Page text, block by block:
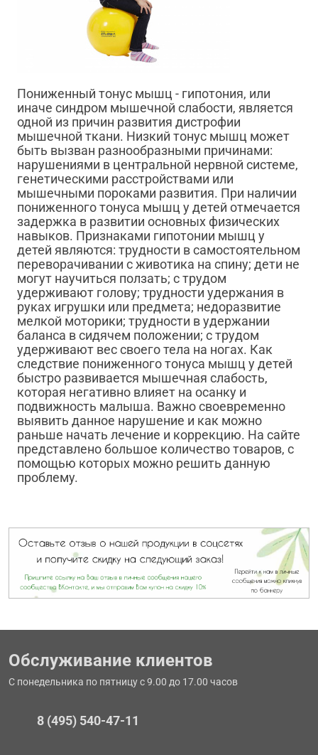
Пониженный тонус мышц - гипотония, или
иначе синдром мышечной слабости, является
одной из причин развития дистрофии
мышечной ткани. Низкий тонус мышц может
быть вызван разнообразными причинами:
нарушениями в центральной нервной системе,
генетическими расстройствами или
мышечными пороками развития. При наличии
пониженного тонуса мышц у детей отмечается
задержка в развитии основных физических
навыков. Признаками гипотонии мышц у
детей являются: трудности в самостоятельном
переворачивании с животика на спину; дети не
могут научиться ползать; с трудом
удерживают голову; трудности удержания в
руках игрушки или предмета; недоразвитие
мелкой моторики; трудности в удержании
баланса в сидячем положении; с трудом
удерживают вес своего тела на ногах. Как
следствие пониженного тонуса мышц у детей
быстро развивается мышечная слабость,
которая негативно влияет на осанку и
подвижность малыша. Важно своевременно
выявить данное нарушение и как можно
раньше начать лечение и коррекцию. На сайте
представлено большое количество товаров, с
помощью которых можно решить данную
проблему.
Обслуживание клиентов
С понедельника по пятницу с 9.00 до 17.00 часов
8 (495) 540-47-11